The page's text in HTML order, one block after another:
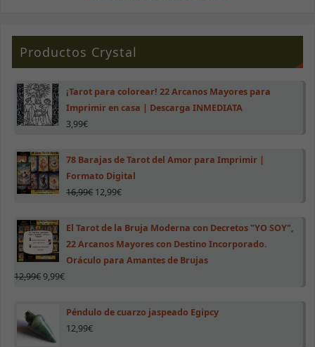
Productos Crystal
¡Tarot para colorear! 22 Arcanos Mayores para
Imprimir en casa | Descarga INMEDIATA
3,99€
78 Barajas de Tarot del Amor para Imprimir |
Formato Digital
16,99€ 12,99€
El Tarot de la Bruja Moderna con Decretos "YO SOY",
22 Arcanos Mayores con Destino Incorporado.
Oráculo para Amantes de Brujas
12,99€9,99€
Péndulo de cuarzo jaspeado Egipcy
12,99€